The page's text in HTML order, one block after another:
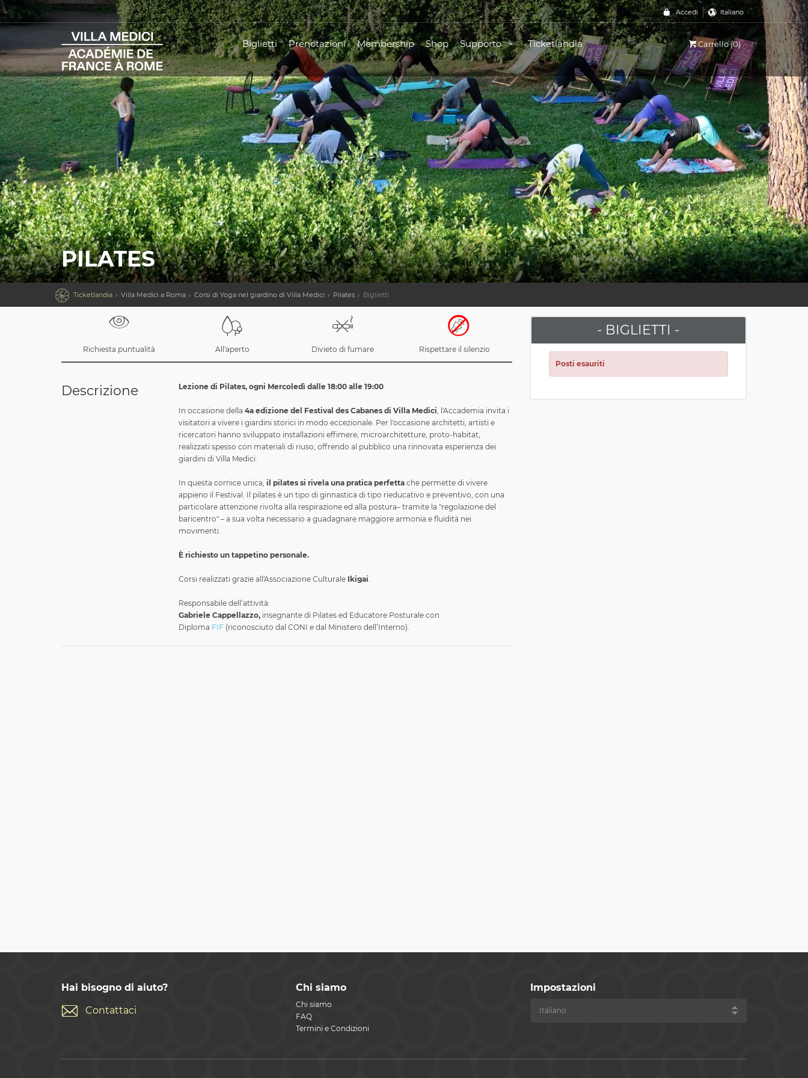
Accedi Italiano
Biglietti Prenotazioni Membership Shop Supporto Ticketlandia Carrello (0)
PILATES
 Ticketlandia Villa Medici a Roma Corsi di Yoga nel giardino di Villa Medici Pilates Biglietti
Richiesta puntualità All'aperto Divieto di fumare Rispettare il silenzio
Descrizione Lezione di Pilates, ogni Mercoledì dalle 18:00 alle 19:00
In occasione della 4a edizione del Festival des Cabanes di Villa Medici, l'Accademia invita i
visitatori a vivere i giardini storici in modo eccezionale. Per l'occasione architetti, artisti e
ricercatori hanno sviluppato installazioni effimere, microarchitetture, proto-habitat,
realizzati spesso con materiali di riuso, offrendo al pubblico una rinnovata esperienza dei
giardini di Villa Medici.
In questa cornice unica, il pilates si rivela una pratica perfetta che permette di vivere
appieno il Festival. Il pilates è un tipo di ginnastica di tipo rieducativo e preventivo, con una
particolare attenzione rivolta alla respirazione ed alla postura– tramite la "regolazione del
baricentro" – a sua volta necessario a guadagnare maggiore armonia e fluidità nei
movimenti.
È richiesto un tappetino personale.
Corsi realizzati grazie all'Associazione Culturale Ikigai.
Responsabile dell’attività:
Gabriele Cappellazzo, insegnante di Pilates ed Educatore Posturale con
Diploma FIF (riconosciuto dal CONI e dal Ministero dell’Interno).
- BIGLIETTI -
Posti esauriti
Hai bisogno di aiuto?
Contattaci
Chi siamo
Chi siamo
FAQ
Termini e Condizioni
Impostazioni